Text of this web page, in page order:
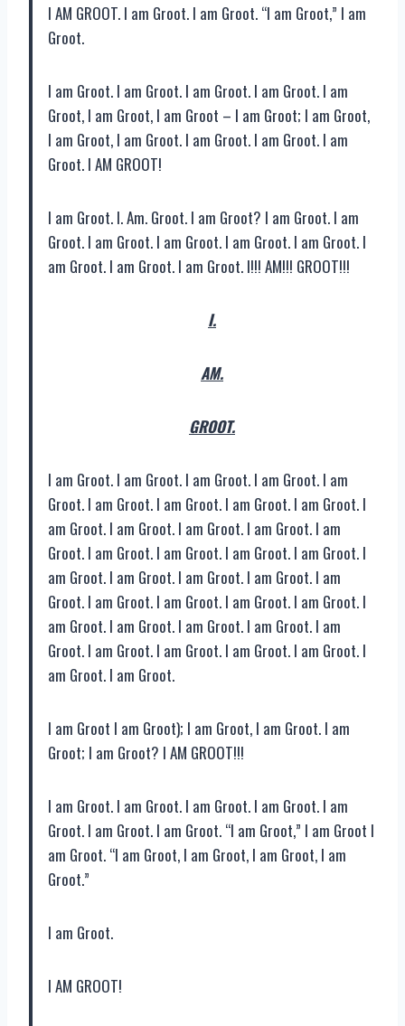
I AM GROOT. I am Groot. I am Groot. “I am Groot,” I am
Groot.
I am Groot. I am Groot. I am Groot. I am Groot. I am
Groot, I am Groot, I am Groot – I am Groot; I am Groot,
I am Groot, I am Groot. I am Groot. I am Groot. I am
Groot. I AM GROOT!
I am Groot. I. Am. Groot. I am Groot? I am Groot. I am
Groot. I am Groot. I am Groot. I am Groot. I am Groot. I
am Groot. I am Groot. I am Groot. I!!! AM!!! GROOT!!!
I.
AM.
GROOT.
I am Groot. I am Groot. I am Groot. I am Groot. I am
Groot. I am Groot. I am Groot. I am Groot. I am Groot. I
am Groot. I am Groot. I am Groot. I am Groot. I am
Groot. I am Groot. I am Groot. I am Groot. I am Groot. I
am Groot. I am Groot. I am Groot. I am Groot. I am
Groot. I am Groot. I am Groot. I am Groot. I am Groot. I
am Groot. I am Groot. I am Groot. I am Groot. I am
Groot. I am Groot. I am Groot. I am Groot. I am Groot. I
am Groot. I am Groot.
I am Groot I am Groot); I am Groot, I am Groot. I am
Groot; I am Groot? I AM GROOT!!!
I am Groot. I am Groot. I am Groot. I am Groot. I am
Groot. I am Groot. I am Groot. “I am Groot,” I am Groot I
am Groot. “I am Groot, I am Groot, I am Groot, I am
Groot.”
I am Groot.
I AM GROOT!